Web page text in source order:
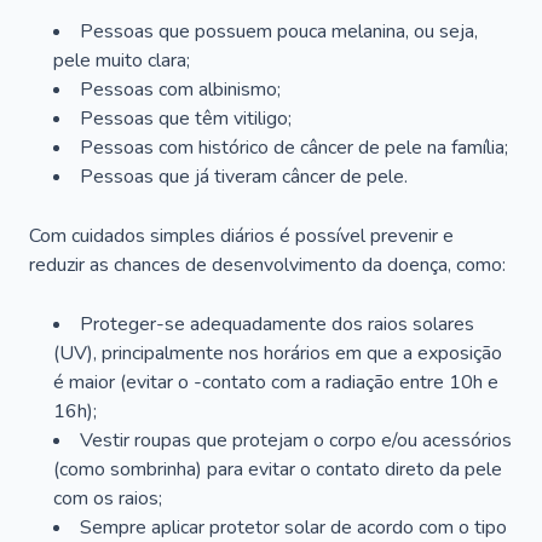
Pessoas que possuem pouca melanina, ou seja,
pele muito clara;
Pessoas com albinismo;
Pessoas que têm vitiligo;
Pessoas com histórico de câncer de pele na família;
Pessoas que já tiveram câncer de pele.
Com cuidados simples diários é possível prevenir e
reduzir as chances de desenvolvimento da doença, como:
Proteger-se adequadamente dos raios solares
(UV), principalmente nos horários em que a exposição
é maior (evitar o -contato com a radiação entre 10h e
16h);
Vestir roupas que protejam o corpo e/ou acessórios
(como sombrinha) para evitar o contato direto da pele
com os raios;
Sempre aplicar protetor solar de acordo com o tipo